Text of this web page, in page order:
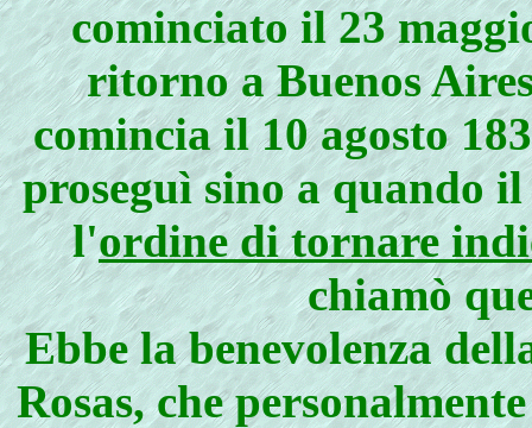
cominciato il 23
ritorno a Buenos
comincia il 10 agosto
proseguì sino a quando
l'ordine di tornare
chiamò
Ebbe la benevolenza
Rosas, che